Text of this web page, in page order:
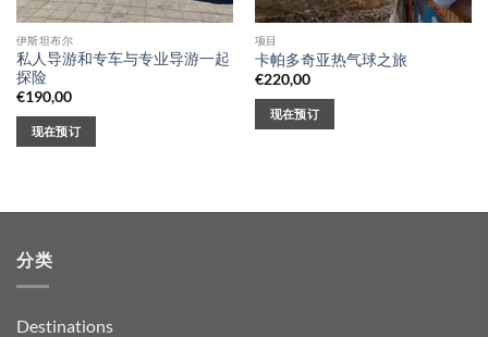
伊斯坦布尔
私人导游和专车与专业导游一起
探险
€190,00
现在预订
项目
卡帕多奇亚热气球之旅
€220,00
现在预订
分类
Destinations